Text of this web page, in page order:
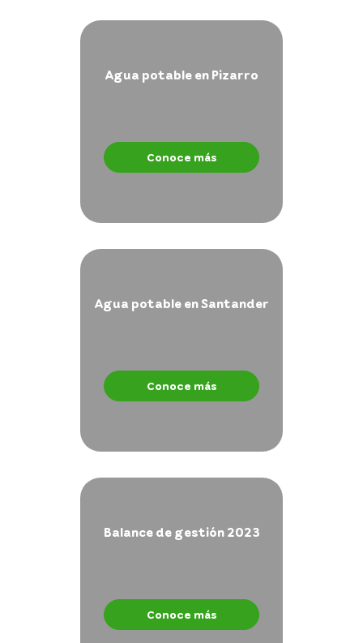
Agua potable en Pizarro
Conoce más
Agua potable en Santander
Conoce más
Balance de gestión 2023
Conoce más